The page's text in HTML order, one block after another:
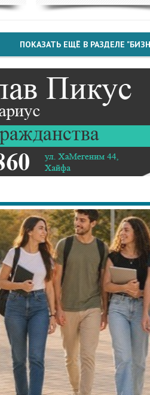
ПОКАЗАТЬ ЕЩЁ В РАЗДЕЛЕ